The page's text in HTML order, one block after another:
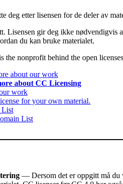
deg etter lisensen for de deler av
Lisensen gir deg ikke nødvendigvis
du kan bruke materialet.
the nonprofit behind the open
about our work
about CC Licensing
work
for your own material.
List
List
— Dersom det er oppgitt må du